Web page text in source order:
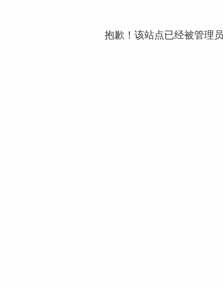
抱歉！该站点已经被管理